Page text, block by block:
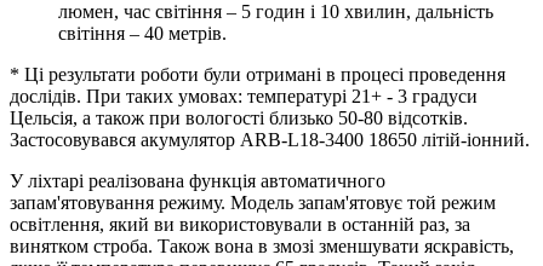
люмен, час світіння – 5 годин і 10 хвилин, дальність
світіння – 40 метрів.
* Ці результати роботи були отримані в процесі проведення
дослідів. При таких умовах: температурі 21+ - 3 градуси
Цельсія, а також при вологості близько 50-80 відсотків.
Застосовувався акумулятор ARB-L18-3400 18650 літій-іонний.
У ліхтарі реалізована функція автоматичного
запам'ятовування режиму. Модель запам'ятовує той режим
освітлення, який ви використовували в останній раз, за
винятком строба. Також вона в змозі зменшувати яскравість,